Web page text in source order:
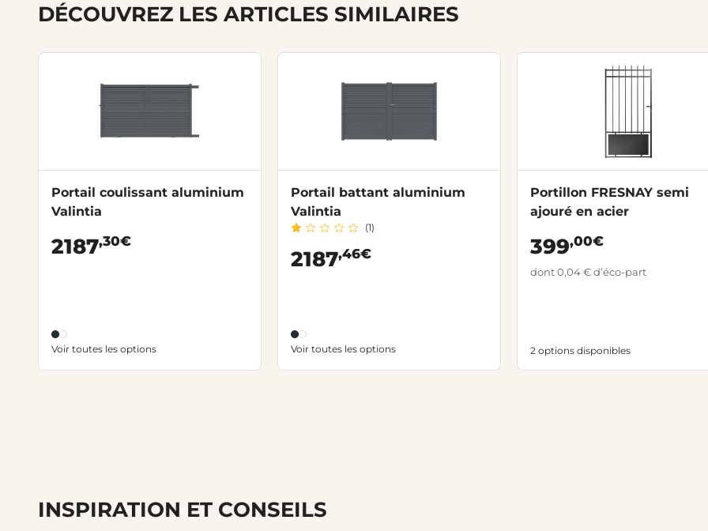
DÉCOUVREZ LES ARTICLES SIMILAIRES
Portail coulissant aluminium
Valintia
2187,30€
Voir toutes les options
Portail battant aluminium
Valintia
(1)
2187,46€
Voir toutes les options
Portillon FRESNAY semi
ajouré en acier
399,00€
dont 0,04 € d’éco-part
2 options disponibles
INSPIRATION ET CONSEILS